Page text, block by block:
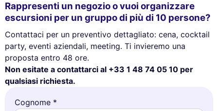
Rappresenti un negozio o vuoi organizzare
escursioni per un gruppo di più di 10 persone?
Contattaci per un preventivo dettagliato: cena, cocktail
party, eventi aziendali, meeting. Ti invieremo una
proposta entro 48 ore.
Non esitate a contattarci al +33 1 48 74 05 10 per
qualsiasi richiesta.
Cognome *